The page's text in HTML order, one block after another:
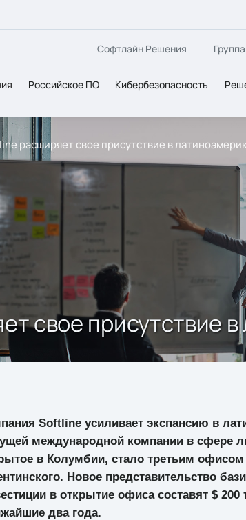
Софтлайн Решения
Российское ПО Кибербезопасность
расширяет свое присутствие в
свое присутствие
Softline усиливает экспансию в
международной компании в сфере
в Колумбии, стало третьим
Новое представительство
в открытие офиса составят $
два года.